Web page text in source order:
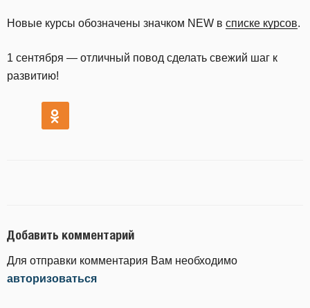
Новые курсы обозначены значком NEW в списке курсов.
1 сентября — отличный повод сделать свежий шаг к
развитию!
Добавить комментарий
Для отправки комментария Вам необходимо
авторизоваться